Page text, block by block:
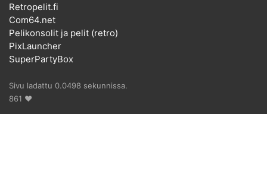
Retropelit.fi
Com64.net
Pelikonsolit ja pelit (retro)
PixLauncher
SuperPartyBox
Sivu ladattu 0.0498 sekunnissa.
861 ♥